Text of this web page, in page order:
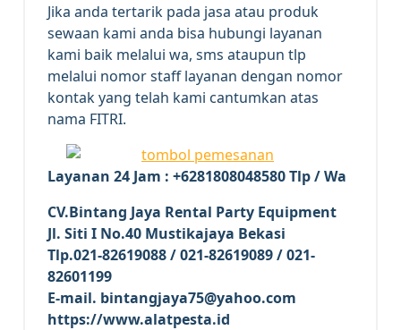
Jika anda tertarik pada jasa atau produk
sewaan kami anda bisa hubungi layanan
kami baik melalui wa, sms ataupun tlp
melalui nomor staff layanan dengan nomor
kontak yang telah kami cantumkan atas
nama FITRI.
Layanan 24 Jam : +6281808048580 Tlp / Wa
CV.Bintang Jaya Rental Party Equipment
Jl. Siti I No.40 Mustikajaya Bekasi
Tlp.021-82619088 / 021-82619089 / 021-
82601199
E-mail. bintangjaya75@yahoo.com
https://www.alatpesta.id